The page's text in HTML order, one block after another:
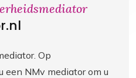
Op
een NMv mediator om u